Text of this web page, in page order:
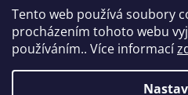
Tento web používá soubory
procházením tohoto webu
používáním.. Více informací
ochrany osobních údajů
PŘIHLÁSIT SE